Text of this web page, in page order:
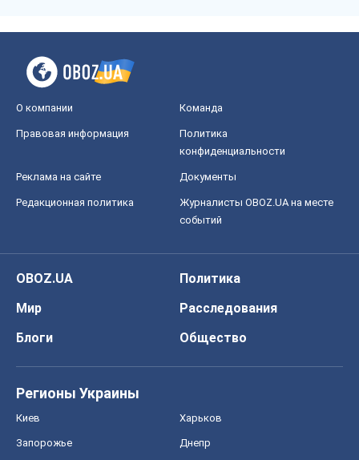
О компании Команда
Правовая информация
Политика
конфиденциальности
Реклама на сайте Документы
Редакционная политика
Журналисты OBOZ.UA на месте
событий
OBOZ.UA
Политика
Мир
Расследования
Блоги
Общество
Регионы Украины
Киев Харьков
Запорожье Днепр